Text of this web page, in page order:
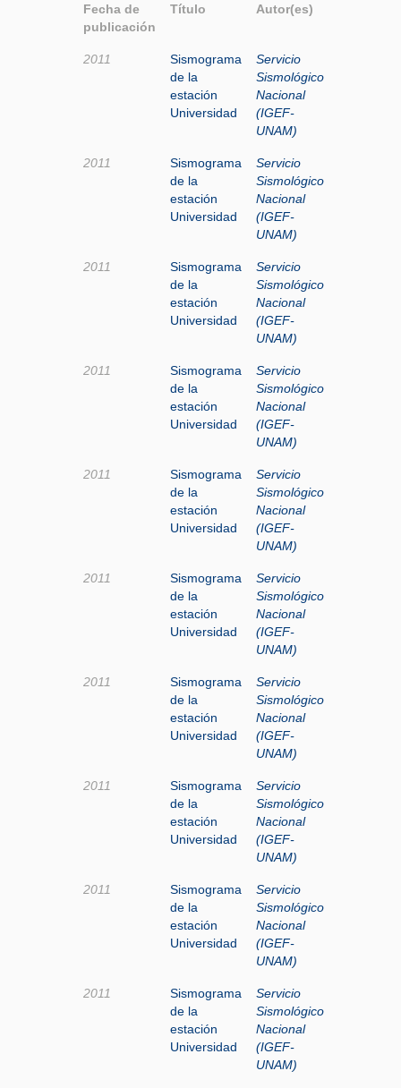
Fecha de
publicación
Título Autor(es)
2011
Sismograma
de la
estación
Universidad
Servicio
Sismológico
Nacional
(IGEF-
UNAM)
2011
Sismograma
de la
estación
Universidad
Servicio
Sismológico
Nacional
(IGEF-
UNAM)
2011
Sismograma
de la
estación
Universidad
Servicio
Sismológico
Nacional
(IGEF-
UNAM)
2011
Sismograma
de la
estación
Universidad
Servicio
Sismológico
Nacional
(IGEF-
UNAM)
2011
Sismograma
de la
estación
Universidad
Servicio
Sismológico
Nacional
(IGEF-
UNAM)
2011
Sismograma
de la
estación
Universidad
Servicio
Sismológico
Nacional
(IGEF-
UNAM)
2011
Sismograma
de la
estación
Universidad
Servicio
Sismológico
Nacional
(IGEF-
UNAM)
2011
Sismograma
de la
estación
Universidad
Servicio
Sismológico
Nacional
(IGEF-
UNAM)
2011
Sismograma
de la
estación
Universidad
Servicio
Sismológico
Nacional
(IGEF-
UNAM)
2011
Sismograma
de la
estación
Universidad
Servicio
Sismológico
Nacional
(IGEF-
UNAM)